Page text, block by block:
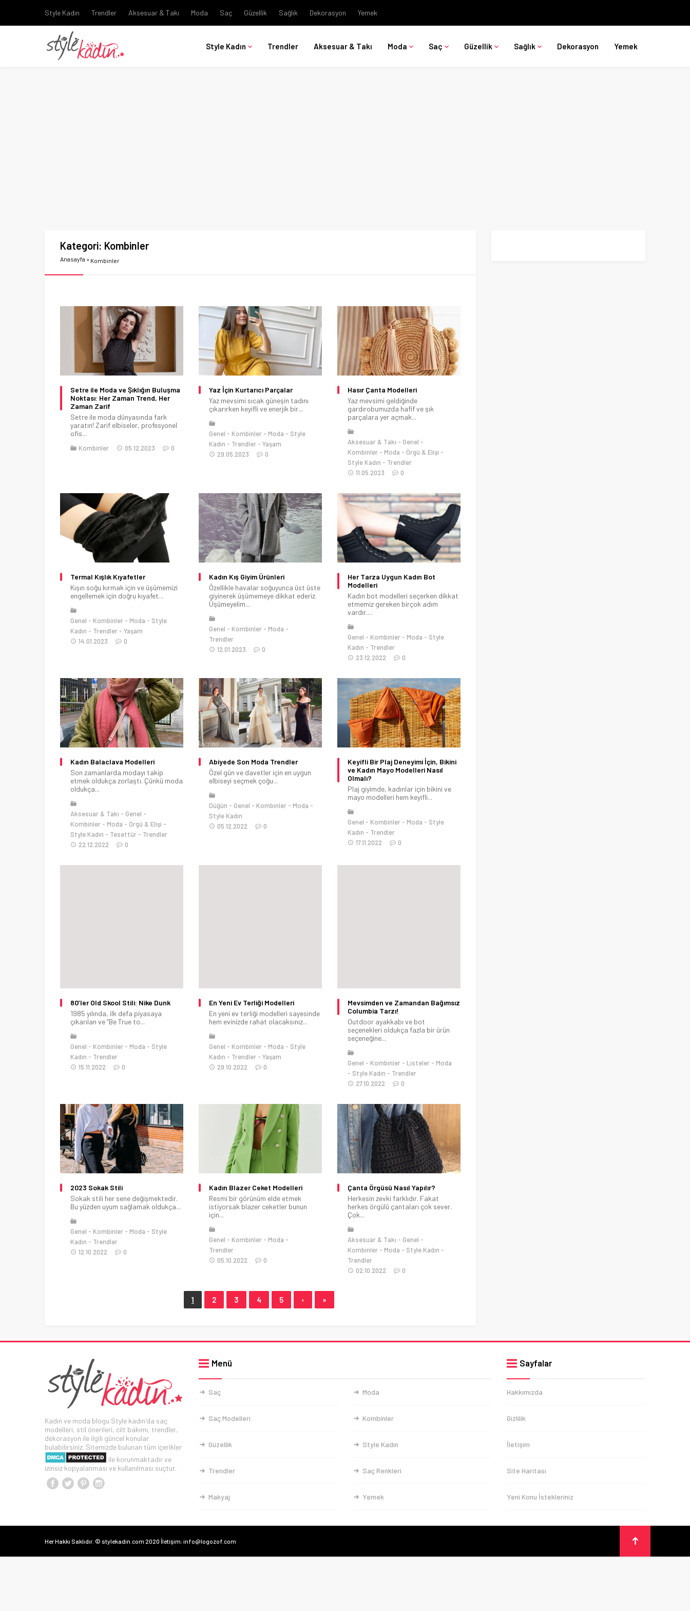
Style Kadın Trendler Aksesuar & Takı Moda Saç Güzellik Sağlık Dekorasyon Yemek
Style Kadın Trendler Aksesuar & Takı Moda Saç Güzellik Sağlık Dekorasyon Yemek
Kategori: Kombinler
Anasayfa » Kombinler
Setre ile Moda ve Şıklığın Buluşma
Noktası: Her Zaman Trend, Her
Zaman Zarif
Setre ile moda dünyasında fark
yaratın! Zarif elbiseler, profesyonel
ofis...
Kombinler 05.12.2023 0
Yaz İçin Kurtarıcı Parçalar
Yaz mevsimi sıcak güneşin tadını
çıkarırken keyifli ve enerjik bir...
Genel Kombinler Moda
Style
Kadın
Trendler
Yaşam
29.05.2023
0
Hasır Çanta Modelleri
Yaz mevsimi geldiğinde
gardırobumuzda hafif ve şık
parçalara yer açmak...
Aksesuar & Takı
Genel
Kombinler
Moda
Örgü & Elişi
Style Kadın
Trendler
11.05.2023
0
Termal Kışlık Kıyafetler
Kışın soğu kırmak için ve üşümemizi
engellemek için doğru kıyafet...
Genel Kombinler Moda
Style
Kadın
Trendler
Yaşam
14.01.2023
0
Kadın Kış Giyim Ürünleri
Özellikle havalar soğuyunca üst üste
giyinerek üşümemeye dikkat ederiz.
Üşümeyelim...
Genel Kombinler
Moda
Trendler
12.01.2023
0
Her Tarza Uygun Kadın Bot
Modelleri
Kadın bot modelleri seçerken dikkat
etmemiz gereken birçok adım
vardır....
Genel Kombinler Moda
Style
Kadın
Trendler
23.12.2022
0
Kadın Balaclava Modelleri
Son zamanlarda modayı takip
etmek oldukça zorlaştı. Çünkü moda
oldukça...
Aksesuar & Takı
Genel
Kombinler
Moda
Örgü & Elişi
Style Kadın
Tesettür
Trendler
22.12.2022
0
Abiyede Son Moda Trendler
Özel gün ve davetler için en uygun
elbiseyi seçmek çoğu...
Düğün Genel Kombinler
Moda
Style Kadın
05.12.2022
0
Keyifli Bir Plaj Deneyimi İçin, Bikini
ve Kadın Mayo Modelleri Nasıl
Olmalı?
Plaj giyimde, kadınlar için bikini ve
mayo modelleri hem keyifli...
Genel Kombinler Moda
Style
Kadın
Trendler
17.11.2022
0
80’ler Old Skool Stili: Nike Dunk
1985 yılında, ilk defa piyasaya
çıkarılan ve “Be True to...
Genel Kombinler Moda
Style
Kadın
Trendler
15.11.2022
0
En Yeni Ev Terliği Modelleri
En yeni ev terliği modelleri sayesinde
hem evinizde rahat olacaksınız...
Genel Kombinler Moda
Style
Kadın
Trendler
Yaşam
29.10.2022
0
Mevsimden ve Zamandan Bağımsız
Columbia Tarzı!
Outdoor ayakkabı ve bot
seçenekleri oldukça fazla bir ürün
seçeneğine...
Genel Kombinler Listeler
Moda
Style Kadın
Trendler
27.10.2022
0
2023 Sokak Stili
Sokak stili her sene değişmektedir.
Bu yüzden uyum sağlamak oldukça...
Genel Kombinler Moda
Style
Kadın
Trendler
12.10.2022
0
Kadın Blazer Ceket Modelleri
Resmi bir görünüm elde etmek
istiyorsak blazer ceketler bunun
için...
Genel Kombinler
Moda
Trendler
05.10.2022
0
Çanta Örgüsü Nasıl Yapılır?
Herkesin zevki farklıdır. Fakat
herkes örgülü çantaları çok sever.
Çok...
Aksesuar & Takı
Genel
Kombinler
Moda
Style Kadın
Trendler
02.10.2022
0
1 2 3 4 5 › »
Kadın ve moda blogu Style kadın'da saç
modelleri, stil önerileri, cilt bakımı, trendler,
dekorasyon ile ilgili güncel konular
bulabilirsiniz. Sitemizde bulunan tüm içerikler
ile korunmaktadır ve
izinsiz kopyalanması ve kullanılması suçtur.
Menü
Saç Moda
Saç Modelleri Kombinler
Güzellik Style Kadın
Trendler Saç Renkleri
Makyaj Yemek
Sayfalar
Hakkımızda
Gizlilik
İletişim
Site Haritası
Yeni Konu İstekleriniz
Her Hakkı Saklıdır. © stylekadin.com 2020 İletişim: info@logozof.com